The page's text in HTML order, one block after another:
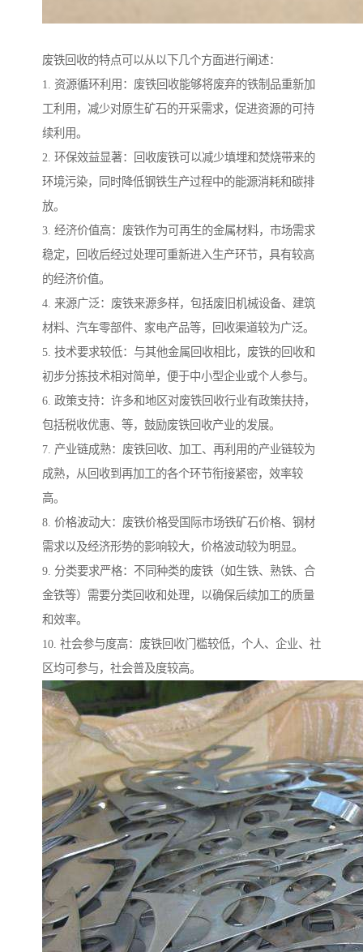
废铁回收的特点可以从以下几个方面进行阐述：
1. 资源循环利用：废铁回收能够将废弃的铁制品重新加
工利用，减少对原生矿石的开采需求，促进资源的可持
续利用。
2. 环保效益显著：回收废铁可以减少填埋和焚烧带来的
环境污染，同时降低钢铁生产过程中的能源消耗和碳排
放。
3. 经济价值高：废铁作为可再生的金属材料，市场需求
稳定，回收后经过处理可重新进入生产环节，具有较高
的经济价值。
4. 来源广泛：废铁来源多样，包括废旧机械设备、建筑
材料、汽车零部件、家电产品等，回收渠道较为广泛。
5. 技术要求较低：与其他金属回收相比，废铁的回收和
初步分拣技术相对简单，便于中小型企业或个人参与。
6. 政策支持：许多和地区对废铁回收行业有政策扶持，
包括税收优惠、等，鼓励废铁回收产业的发展。
7. 产业链成熟：废铁回收、加工、再利用的产业链较为
成熟，从回收到再加工的各个环节衔接紧密，效率较
高。
8. 价格波动大：废铁价格受国际市场铁矿石价格、钢材
需求以及经济形势的影响较大，价格波动较为明显。
9. 分类要求严格：不同种类的废铁（如生铁、熟铁、合
金铁等）需要分类回收和处理，以确保后续加工的质量
和效率。
10. 社会参与度高：废铁回收门槛较低，个人、企业、社
区均可参与，社会普及度较高。